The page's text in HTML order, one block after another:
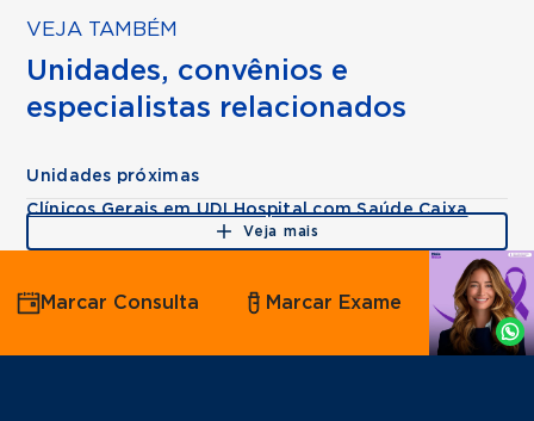
VEJA TAMBÉM
Unidades, convênios e
especialistas relacionados
Unidades próximas
Clínicos Gerais em UDI Hospital com Saúde Caixa
Veja mais
Agende
por
Whatsapp
Marcar Consulta Marcar Exame